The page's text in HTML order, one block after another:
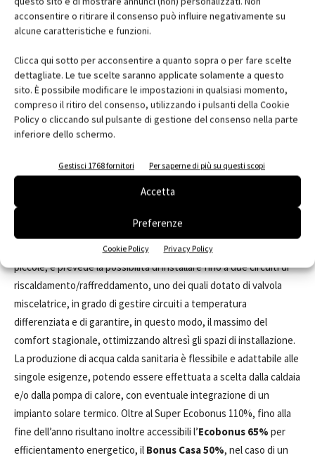
acconsentire o ritirare il consenso può influire negativamente su
alcune caratteristiche e funzioni.
Clicca qui sotto per acconsentire a quanto sopra o per fare scelte
dettagliate. Le tue scelte saranno applicate solamente a questo
sito. È possibile modificare le impostazioni in qualsiasi momento,
compreso il ritiro del consenso, utilizzando i pulsanti della Cookie
Policy o cliccando sul pulsante di gestione del consenso nella parte
inferiore dello schermo.
Gestisci 1768 fornitori Per saperne di più su questi scopi
Accetta
Preferenze
Cookie Policy Privacy Policy
A completamento della propria gamma di sistemi ibridi, Viessmann
introduce ora laserie Hybridcell
pompa di calore monoblocco o split e componenti idraulici
(accumulo inerziale o compressore) e creano soluzioni flessibili in
grado di adeguarsi alle richieste più specifiche in termini di
riscaldamento, raffrescamento e produzione sanitaria.
Tra le novità proposte, il nuovo sistema ibrido
fino a 10 kW, caldaia a condensazione serie Vitodens 100/200-W
fino a 35 kW e accumulo inerziale ibrido Hybridcell 40 litri.
L’accumulo ibrido Hybridcell è una soluzione compatta e
flessibile, ideale per l’applicazione residenziale, come nel caso di
appartamenti e di edifici monofamiliari di dimensioni medio-
piccole, e prevede la possibilità di installare fino a due circuiti di
riscaldamento/raffreddamento, uno dei quali dotato di valvola
miscelatrice, in grado di gestire circuiti a temperatura
differenziata e di garantire, in questo modo, il massimo del
comfort stagionale, ottimizzando altresì gli spazi di installazione.
La produzione di acqua calda sanitaria è flessibile e adattabile alle
singole esigenze, potendo essere effettuata a scelta dalla caldaia
e/o dalla pompa di calore, con eventuale integrazione di un
impianto solare termico. Oltre al Super Ecobonus 110%, fino alla
fine dell’anno risultano inoltre accessibili l’Ecobonus 65% per
efficientamento energetico, il Bonus Casa 50%, nel caso di un